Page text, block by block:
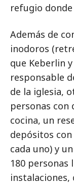
refugio
Además de
inodoros
que Keberlin
responsable
de la iglesia,
personas con
cocina, un
depósitos
cada uno) y
180 personas
instalaciones,